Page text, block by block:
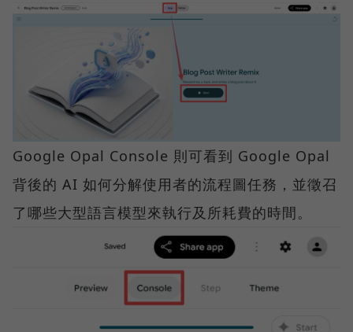
Google Opal Console 則可看到 Google Opal
背後的 AI 如何分解使用者的流程圖任務，並徵召
了哪些大型語言模型來執行及所耗費的時間。